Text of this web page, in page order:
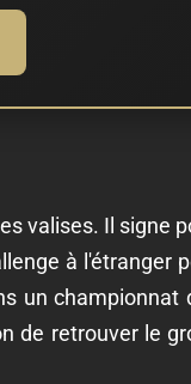
valises. Il signe
à l'étranger
un championnat
de retrouver le